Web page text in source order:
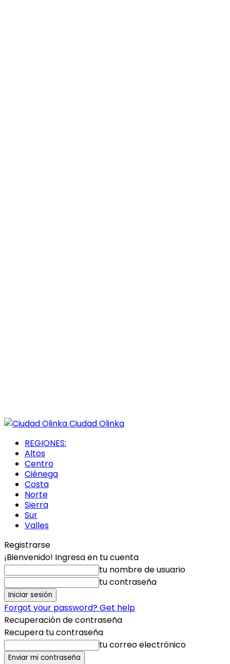
Ciudad Olinka
REGIONES:
Altos
Centro
Ciénega
Costa
Norte
Sierra
Sur
Valles
Registrarse
¡Bienvenido! Ingresa en tu cuenta
tu nombre de usuario
tu contraseña
Forgot your password? Get help
Recuperación de contraseña
Recupera tu contraseña
tu correo electrónico